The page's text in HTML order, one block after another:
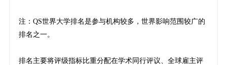
注：QS世界大学排名是参与机构较多，世界影响范围较广的
排名之一。
排名主要将评级指标比重分配在学术同行评议、全球雇主评